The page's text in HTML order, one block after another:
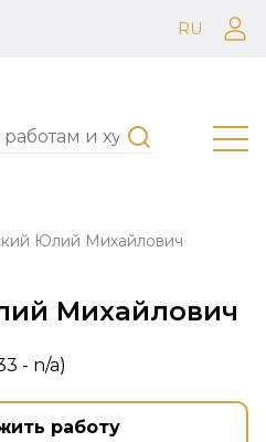
RU
Юлий Михайлович
Михайлович
- n/a)
работу